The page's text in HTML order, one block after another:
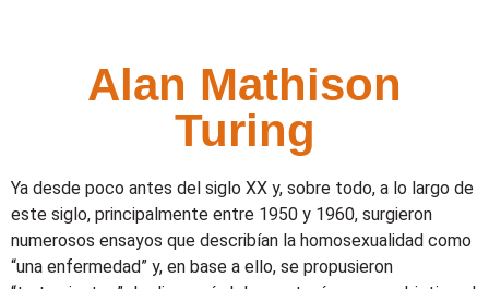
Alan Mathison
Turing
Ya desde poco antes del siglo XX y, sobre todo, a lo largo de
este siglo, principalmente entre 1950 y 1960, surgieron
numerosos ensayos que describían la homosexualidad como
“una enfermedad” y, en base a ello, se propusieron